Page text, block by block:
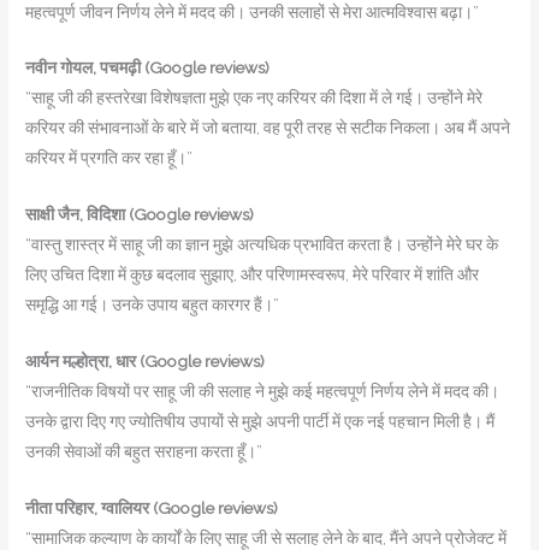
महत्वपूर्ण जीवन निर्णय लेने में मदद की। उनकी सलाहों से मेरा आत्मविश्वास बढ़ा।”
नवीन गोयल, पचमढ़ी(Google reviews)
“साहू जी की हस्तरेखा विशेषज्ञता मुझे एक नए करियर की दिशा में ले गई। उन्होंने मेरे
करियर की संभावनाओं के बारे में जो बताया, वह पूरी तरह से सटीक निकला। अब मैं अपने
करियर में प्रगति कर रहा हूँ।”
साक्षी जैन, विदिशा(Google reviews)
“वास्तु शास्त्र में साहू जी का ज्ञान मुझे अत्यधिक प्रभावित करता है। उन्होंने मेरे घर के
लिए उचित दिशा में कुछ बदलाव सुझाए, और परिणामस्वरूप, मेरे परिवार में शांति और
समृद्धि आ गई। उनके उपाय बहुत कारगर हैं।”
आर्यन मल्होत्रा, धार(Google reviews)
“राजनीतिक विषयों पर साहू जी की सलाह ने मुझे कई महत्वपूर्ण निर्णय लेने में मदद की।
उनके द्वारा दिए गए ज्योतिषीय उपायों से मुझे अपनी पार्टी में एक नई पहचान मिली है। मैं
उनकी सेवाओं की बहुत सराहना करता हूँ।”
नीता परिहार, ग्वालियर(Google reviews)
“सामाजिक कल्याण के कार्यों के लिए साहू जी से सलाह लेने के बाद, मैंने अपने प्रोजेक्ट में